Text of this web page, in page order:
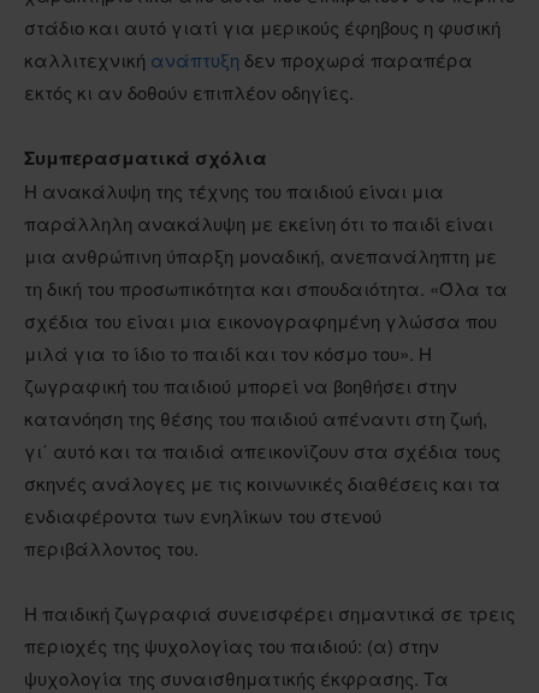
στάδιο και αυτό γιατί για μερικούς έφηβους η φυσική
καλλιτεχνική ανάπτυξη δεν προχωρά παραπέρα
εκτός κι αν δοθούν επιπλέον οδηγίες.
Συμπερασματικά σχόλια
Η ανακάλυψη της τέχνης του παιδιού είναι μια
παράλληλη ανακάλυψη με εκείνη ότι το παιδί είναι
μια ανθρώπινη ύπαρξη μοναδική, ανεπανάληπτη με
τη δική του προσωπικότητα και σπουδαιότητα. «Όλα τα
σχέδια του είναι μια εικονογραφημένη γλώσσα που
μιλά για το ίδιο το παιδί και τον κόσμο του». Η
ζωγραφική του παιδιού μπορεί να βοηθήσει στην
κατανόηση της θέσης του παιδιού απέναντι στη ζωή,
γι΄ αυτό και τα παιδιά απεικονίζουν στα σχέδια τους
σκηνές ανάλογες με τις κοινωνικές διαθέσεις και τα
ενδιαφέροντα των ενηλίκων του στενού
περιβάλλοντος του.
Η παιδική ζωγραφιά συνεισφέρει σημαντικά σε τρεις
περιοχές της ψυχολογίας του παιδιού: (α) στην
ψυχολογία της συναισθηματικής έκφρασης. Τα